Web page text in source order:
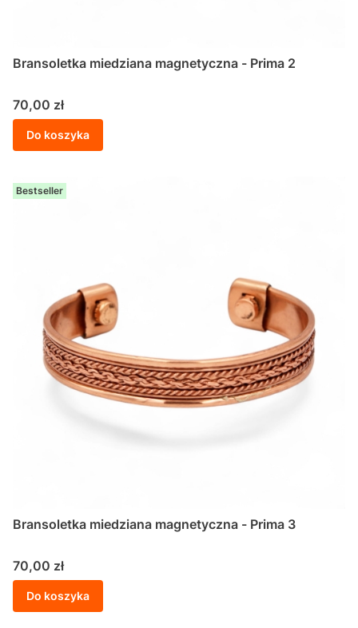
Bransoletka miedziana magnetyczna - Prima 2
Cena
70,00 zł
Do koszyka
Bestseller
Bransoletka miedziana magnetyczna - Prima 3
Cena
70,00 zł
Do koszyka